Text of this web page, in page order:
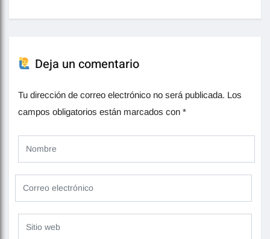
Deja un comentario
Tu dirección de correo electrónico no será publicada. Los
campos obligatorios están marcados con *